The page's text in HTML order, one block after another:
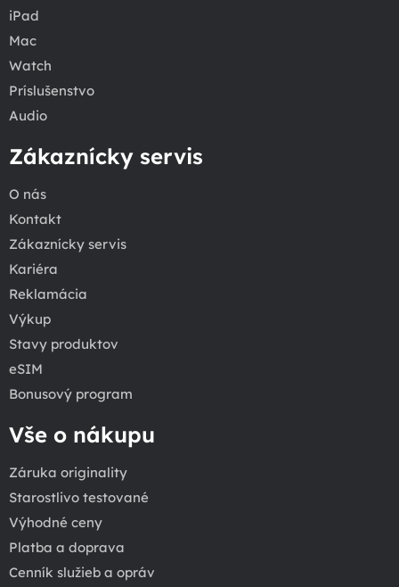
iPad
Mac
Watch
Príslušenstvo
Audio
Zákaznícky servis
O nás
Kontakt
Zákaznícky servis
Kariéra
Reklamácia
Výkup
Stavy produktov
eSIM
Bonusový program
Vše o nákupu
Záruka originality
Starostlivo testované
Výhodné ceny
Platba a doprava
Cenník služieb a opráv